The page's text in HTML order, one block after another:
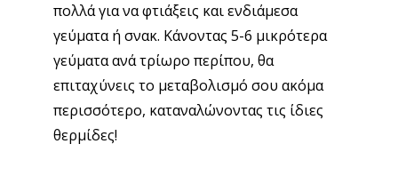
πολλά για να φτιάξεις και ενδιάμεσα
γεύματα ή σνακ. Κάνοντας 5-6 μικρότερα
γεύματα ανά τρίωρο περίπου, θα
επιταχύνεις το μεταβολισμό σου ακόμα
περισσότερο, καταναλώνοντας τις ίδιες
θερμίδες!